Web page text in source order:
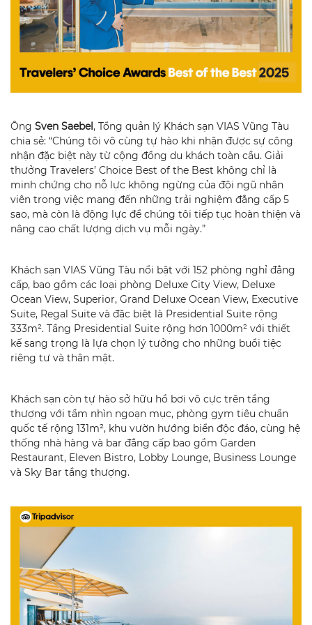
Ông Sven Saebel, Tổng quản lý Khách sạn VIAS Vũng Tàu
chia sẻ: “Chúng tôi vô cùng tự hào khi nhận được sự công
nhận đặc biệt này từ cộng đồng du khách toàn cầu. Giải
thưởng Travelers’ Choice Best of the Best không chỉ là
minh chứng cho nỗ lực không ngừng của đội ngũ nhân
viên trong việc mang đến những trải nghiệm đẳng cấp 5
sao, mà còn là động lực để chúng tôi tiếp tục hoàn thiện và
nâng cao chất lượng dịch vụ mỗi ngày.”
Khách sạn VIAS Vũng Tàu nổi bật với 152 phòng nghỉ đẳng
cấp, bao gồm các loại phòng Deluxe City View, Deluxe
Ocean View, Superior, Grand Deluxe Ocean View, Executive
Suite, Regal Suite và đặc biệt là Presidential Suite rộng
333m². Tầng Presidential Suite rộng hơn 1000m² với thiết
kế sang trọng là lựa chọn lý tưởng cho những buổi tiệc
riêng tư và thân mật.
Khách sạn còn tự hào sở hữu hồ bơi vô cực trên tầng
thượng với tầm nhìn ngoạn mục, phòng gym tiêu chuẩn
quốc tế rộng 131m², khu vườn hướng biển độc đáo, cùng hệ
thống nhà hàng và bar đẳng cấp bao gồm Garden
Restaurant, Eleven Bistro, Lobby Lounge, Business Lounge
và Sky Bar tầng thượng.